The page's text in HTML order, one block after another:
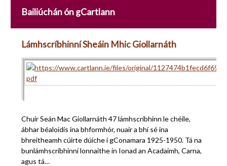
Bailiúchán ón gCartlann
Lámhscríbhinní Sheáin Mhic Giollarnáth
Chuir Seán Mac Giollarnáth 47 lámhscríbhinn le chéile,
ábhar béaloidis ina bhformhór, nuair a bhí sé ina
bhreitheamh cúirte dúiche i gConamara 1925-1950. Tá na
bunlámhscríbhinní lonnaithe in Ionad an Acadaimh, Carna,
agus tá…